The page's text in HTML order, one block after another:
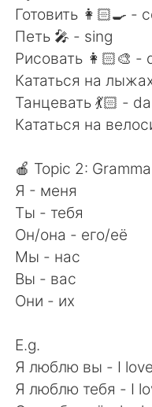
Готовить 👩🏻‍🍳 -
Петь 🎤 - sing
Рисовать 👩🏻‍🎨 -
Кататься на
Танцевать 💃🏻 -
Кататься на
🍎 Topic 2:
Я - меня
Ты - тебя
Он/она - его/её
Мы - нас
Вы - вас
Они - их
E.g.
Я люблю вы - I
Я люблю тебя - I